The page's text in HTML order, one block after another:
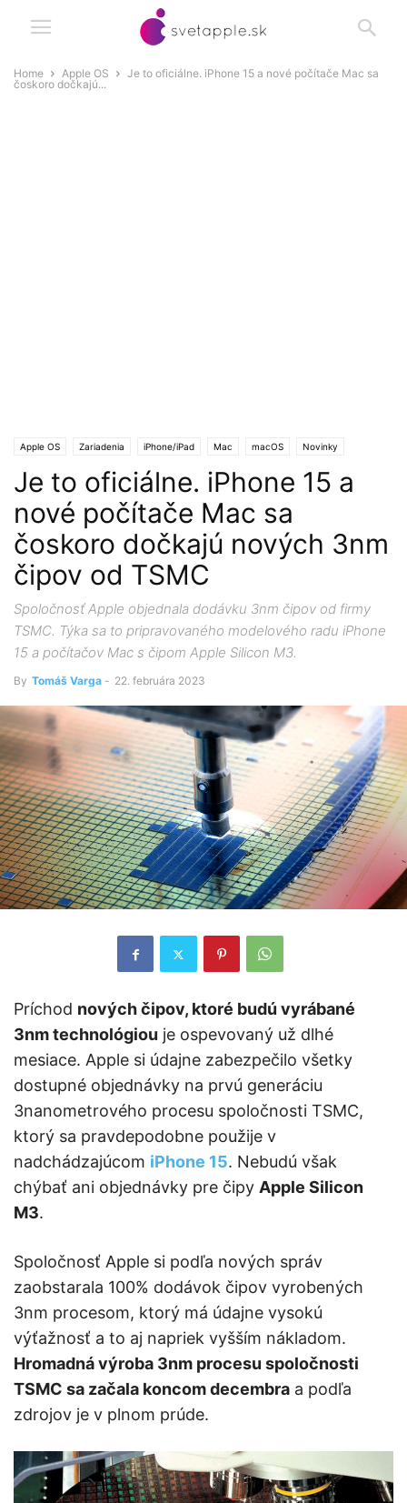
Home Apple OS
Je to oficiálne. iPhone 15 a nové počítače Mac sa
čoskoro dočkajú...
Apple OS Zariadenia iPhone/iPad Mac macOS Novinky
Je to oficiálne. iPhone 15 a
nové počítače Mac sa
čoskoro dočkajú nových 3nm
čipov od TSMC
Spoločnosť Apple objednala dodávku 3nm čipov od firmy
TSMC. Týka sa to pripravovaného modelového radu iPhone
15 a počítačov Mac s čipom Apple Silicon M3.
By Tomáš Varga - 22. februára 2023
Príchod nových čipov, ktoré budú vyrábané
3nm technológiou je ospevovaný už dlhé
mesiace. Apple si údajne zabezpečilo všetky
dostupné objednávky na prvú generáciu
3nanometrového procesu spoločnosti TSMC,
ktorý sa pravdepodobne použije v
nadchádzajúcom iPhone 15. Nebudú však
chýbať ani objednávky pre čipy Apple Silicon
M3.
Spoločnosť Apple si podľa nových správ
zaobstarala 100% dodávok čipov vyrobených
3nm procesom, ktorý má údajne vysokú
výťažnosť a to aj napriek vyšším nákladom.
Hromadná výroba 3nm procesu spoločnosti
TSMC sa začala koncom decembra a podľa
zdrojov je v plnom prúde.